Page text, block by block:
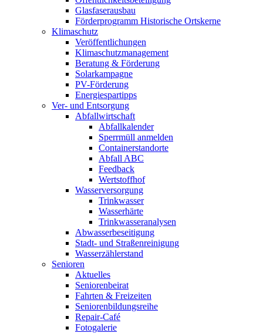
Glasfaserausbau
Förderprogramm Historische Ortskerne
Klimaschutz
Veröffentlichungen
Klimaschutzmanagement
Beratung & Förderung
Solarkampagne
PV-Förderung
Energiespartipps
Ver- und Entsorgung
Abfallwirtschaft
Abfallkalender
Sperrmüll anmelden
Containerstandorte
Abfall ABC
Feedback
Wertstoffhof
Wasserversorgung
Trinkwasser
Wasserhärte
Trinkwasseranalysen
Abwasserbeseitigung
Stadt- und Straßenreinigung
Wasserzählerstand
Senioren
Aktuelles
Seniorenbeirat
Fahrten & Freizeiten
Seniorenbildungsreihe
Repair-Café
Fotogalerie